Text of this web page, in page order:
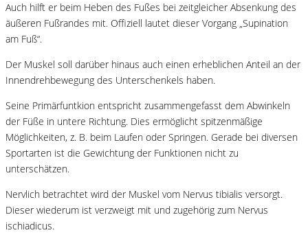
Auch hilft er beim Heben des Fußes bei zeitgleicher Absenkung des
äußeren Fußrandes mit. Offiziell lautet dieser Vorgang „Supination
am Fuß“.
Der Muskel soll darüber hinaus auch einen erheblichen Anteil an der
Innendrehbewegung des Unterschenkels haben.
Seine Primärfuntkion entspricht zusammengefasst dem Abwinkeln
der Füße in untere Richtung. Dies ermöglicht spitzenmäßige
Möglichkeiten, z. B. beim Laufen oder Springen. Gerade bei diversen
Sportarten ist die Gewichtung der Funktionen nicht zu
unterschätzen.
Nervlich betrachtet wird der Muskel vom Nervus tibialis versorgt.
Dieser wiederum ist verzweigt mit und zugehörig zum Nervus
ischiadicus.